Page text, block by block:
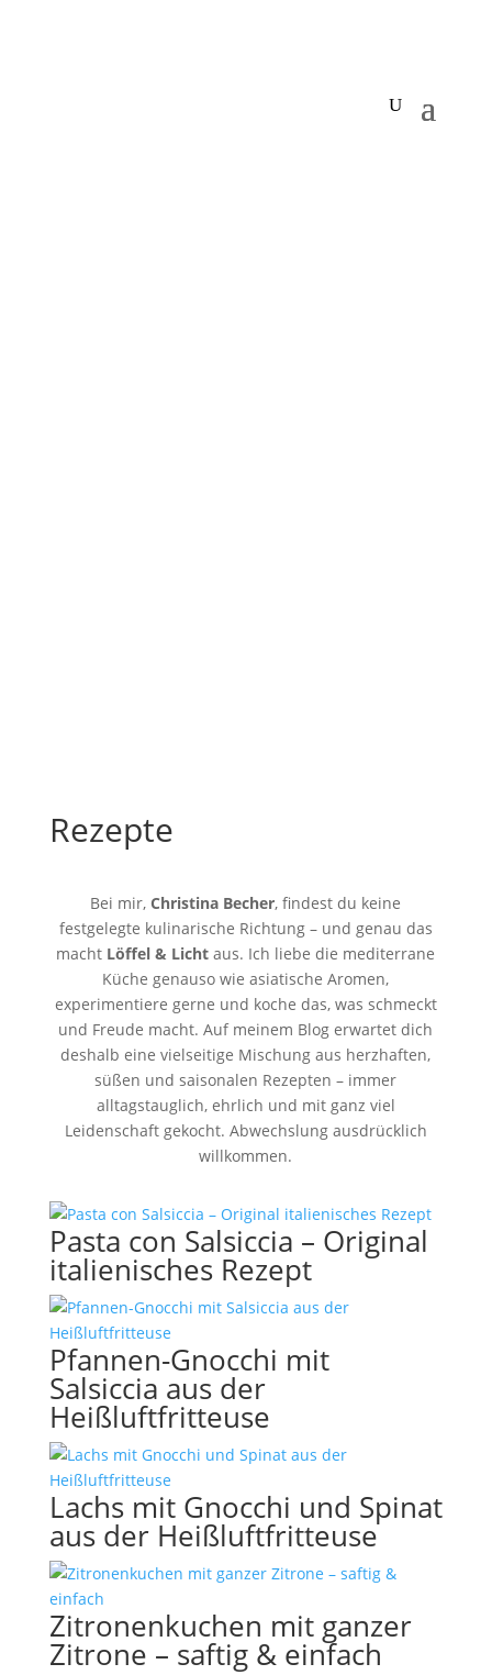
Rezepte
Bei mir,Christina Becher, findest du keine
festgelegte kulinarische Richtung – und genau das
macht Löffel & Licht aus. Ich liebe die mediterrane
Küche genauso wie asiatische Aromen,
experimentiere gerne und koche das, was schmeckt
und Freude macht. Auf meinem Blog erwartet dich
deshalb eine vielseitige Mischung aus herzhaften,
süßen und saisonalen Rezepten – immer
alltagstauglich, ehrlich und mit ganz viel
Leidenschaft gekocht. Abwechslung ausdrücklich
willkommen.
Pasta con Salsiccia – Original
italienisches Rezept
Pfannen-Gnocchi mit
Salsiccia aus der
Heißluftfritteuse
Lachs mit Gnocchi und Spinat
aus der Heißluftfritteuse
Zitronenkuchen mit ganzer
Zitrone – saftig & einfach